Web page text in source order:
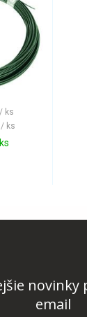
ks
/ ks
novinky
email